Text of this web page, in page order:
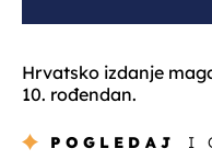
Hrvatsko izdanje
10. rođendan.
POGLEDAJ I